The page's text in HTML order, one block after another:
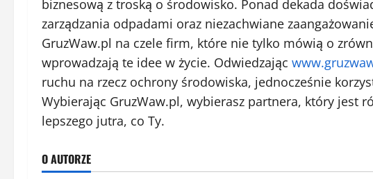
biznesową z troską o środowisko. Ponad dekada
zarządzania odpadami oraz niezachwiane
GruzWaw.pl na czele firm, które nie tylko mówią o
wprowadzają te idee w życie. Odwiedzając
ruchu na rzecz ochrony środowiska, jednocześnie
Wybierając GruzWaw.pl, wybierasz partnera, który jest
lepszego jutra, co Ty.
O AUTORZE